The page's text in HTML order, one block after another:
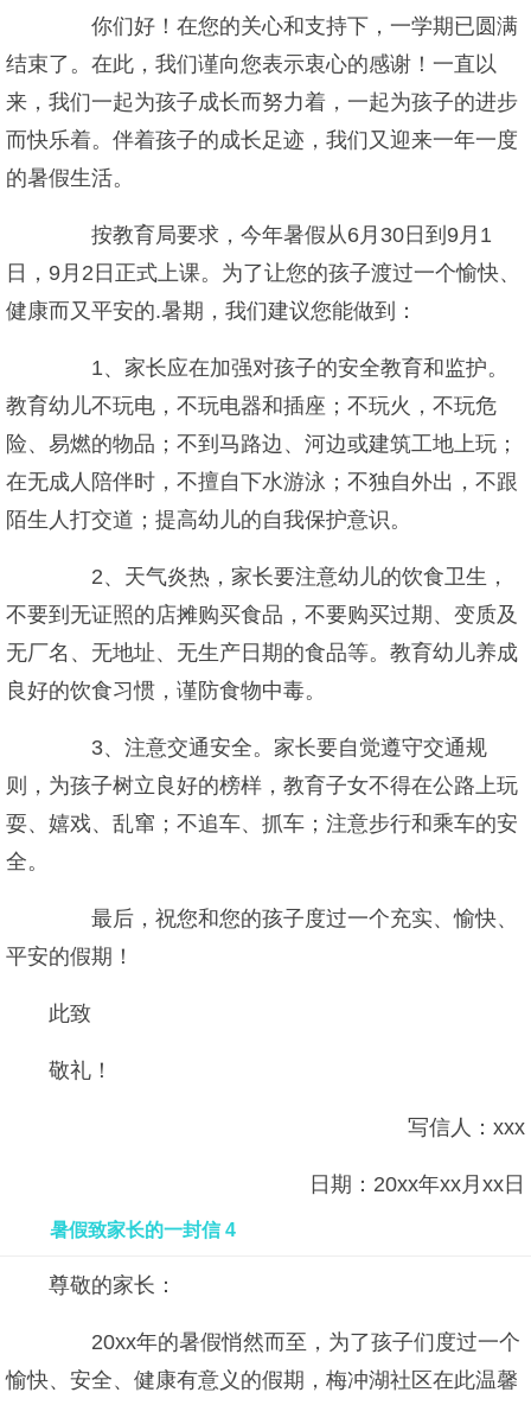
你们好！在您的关心和支持下，一学期已圆满
结束了。在此，我们谨向您表示衷心的感谢！一直以
来，我们一起为孩子成长而努力着，一起为孩子的进步
而快乐着。伴着孩子的成长足迹，我们又迎来一年一度
的暑假生活。
按教育局要求，今年暑假从6月30日到9月1
日，9月2日正式上课。为了让您的孩子渡过一个愉快、
健康而又平安的.暑期，我们建议您能做到：
1、家长应在加强对孩子的安全教育和监护。
教育幼儿不玩电，不玩电器和插座；不玩火，不玩危
险、易燃的物品；不到马路边、河边或建筑工地上玩；
在无成人陪伴时，不擅自下水游泳；不独自外出，不跟
陌生人打交道；提高幼儿的自我保护意识。
2、天气炎热，家长要注意幼儿的饮食卫生，
不要到无证照的店摊购买食品，不要购买过期、变质及
无厂名、无地址、无生产日期的食品等。教育幼儿养成
良好的饮食习惯，谨防食物中毒。
3、注意交通安全。家长要自觉遵守交通规
则，为孩子树立良好的榜样，教育子女不得在公路上玩
耍、嬉戏、乱窜；不追车、抓车；注意步行和乘车的安
全。
最后，祝您和您的孩子度过一个充实、愉快、
平安的假期！
此致
敬礼！
写信人：xxx
日期：20xx年xx月xx日
暑假致家长的一封信 4
尊敬的家长：
20xx年的暑假悄然而至，为了孩子们度过一个
愉快、安全、健康有意义的假期，梅冲湖社区在此温馨